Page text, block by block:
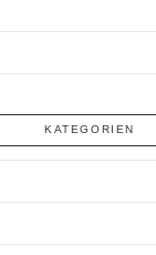
KATEGORIEN